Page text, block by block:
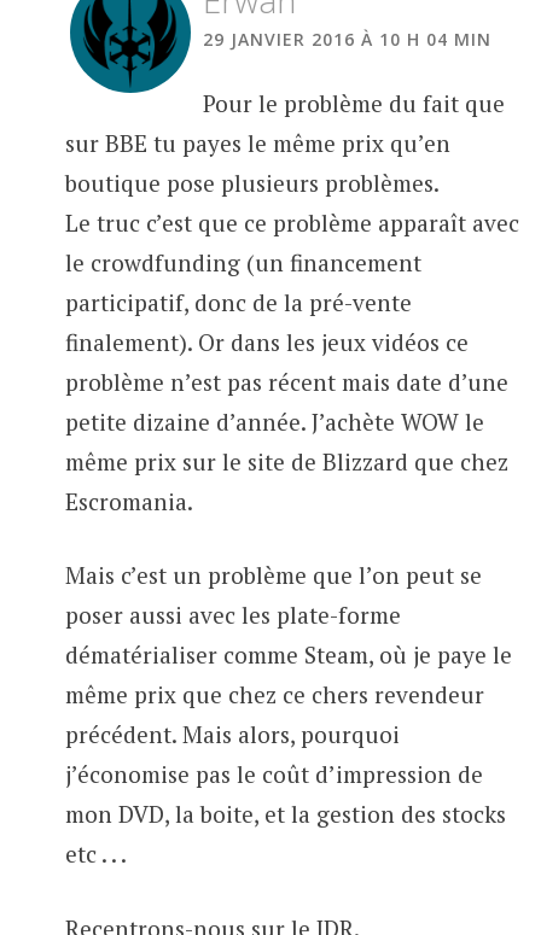
29 JANVIER 2016 À 10 H 04 MIN
Pour le problème du fait que
sur BBE tu payes le même prix qu’en
boutique pose plusieurs problèmes.
Le truc c’est que ce problème apparaît avec
le crowdfunding (un financement
participatif, donc de la pré-vente
finalement). Or dans les jeux vidéos ce
problème n’est pas récent mais date d’une
petite dizaine d’année. J’achète WOW le
même prix sur le site de Blizzard que chez
Escromania.
Mais c’est un problème que l’on peut se
poser aussi avec les plate-forme
dématérialiser comme Steam, où je paye le
même prix que chez ce chers revendeur
précédent. Mais alors, pourquoi
j’économise pas le coût d’impression de
mon DVD, la boite, et la gestion des stocks
etc . . .
Recentrons-nous sur le JDR.